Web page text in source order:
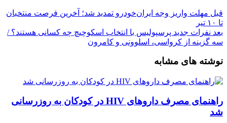
قبل مهلت واریز وجه ایران‌خودرو تمدید شد؛ آخرین فرصت منتخبان
تا ۱۰ تیر
بعد نفرات جدید پرسپولیس با انتخاب اسکوچیچ چه کسانی هستند؟ /
سه گزینه از کرواسی، اسلوونی و کامرون
نوشته های مشابه
راهنمای مصرف داروهای HIV در کودکان به روزرسانی
شد